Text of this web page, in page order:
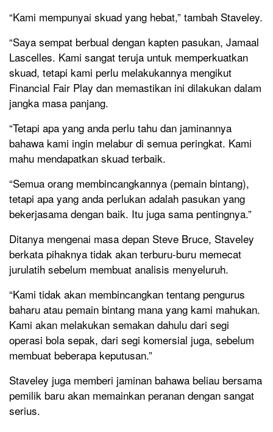
“Kami mempunyai skuad yang hebat,” tambah Staveley.
“Saya sempat berbual dengan kapten pasukan, Jamaal
Lascelles. Kami sangat teruja untuk memperkuatkan
skuad, tetapi kami perlu melakukannya mengikut
Financial Fair Play dan memastikan ini dilakukan dalam
jangka masa panjang.
“Tetapi apa yang anda perlu tahu dan jaminannya
bahawa kami ingin melabur di semua peringkat. Kami
mahu mendapatkan skuad terbaik.
“Semua orang membincangkannya (pemain bintang),
tetapi apa yang anda perlukan adalah pasukan yang
bekerjasama dengan baik. Itu juga sama pentingnya.”
Ditanya mengenai masa depan Steve Bruce, Staveley
berkata pihaknya tidak akan terburu-buru memecat
jurulatih sebelum membuat analisis menyeluruh.
“Kami tidak akan membincangkan tentang pengurus
baharu atau pemain bintang mana yang kami mahukan.
Kami akan melakukan semakan dahulu dari segi
operasi bola sepak, dari segi komersial juga, sebelum
membuat beberapa keputusan.”
Staveley juga memberi jaminan bahawa beliau bersama
pemilik baru akan memainkan peranan dengan sangat
serius.